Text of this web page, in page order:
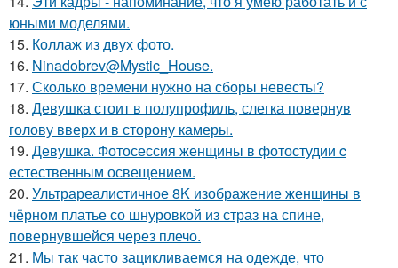
юными моделями.
15. Коллаж из двух фото.
16. Ninadobrev@Mystic_House.
17. Сколько времени нужно на сборы невесты?
18. Девушка стоит в полупрофиль, слегка повернув
голову вверх и в сторону камеры.
19. Девушка. Фотосессия женщины в фотостудии c
естественным освещением.
20. Ультрареалистичное 8K изображение женщины в
чёрном платье со шнуровкой из страз на спине,
повернувшейся через плечо.
21. Мы так часто зацикливаемся на одежде, что